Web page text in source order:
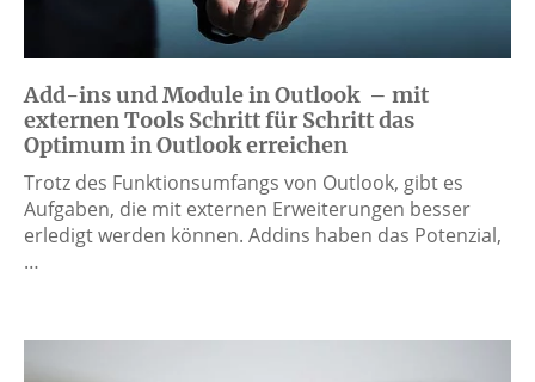
Add-ins und Module in Outlook – mit
externen Tools Schritt für Schritt das
Optimum in Outlook erreichen
Trotz des Funktionsumfangs von Outlook, gibt es
Aufgaben, die mit externen Erweiterungen besser
erledigt werden können. Addins haben das Potenzial,
…